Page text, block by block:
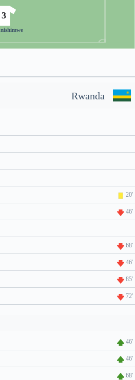
3
Rwanda
20'
46'
68'
46'
85'
72'
46'
46'
68'